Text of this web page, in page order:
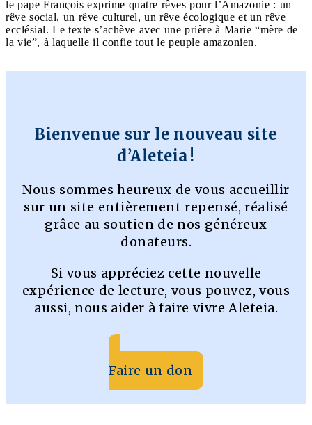
le pape François exprime quatre rêves pour l’Amazonie : un
rêve social, un rêve culturel, un rêve écologique et un rêve
ecclésial. Le texte s’achève avec une prière à Marie “mère de
la vie”, à laquelle il confie tout le peuple amazonien.
Bienvenue sur le nouveau site
d’Aleteia !
Nous sommes heureux de vous accueillir
sur un site entièrement repensé, réalisé
grâce au soutien de nos généreux
donateurs.
Si vous appréciez cette nouvelle
expérience de lecture, vous pouvez, vous
aussi, nous aider à faire vivre Aleteia.
Faire un don